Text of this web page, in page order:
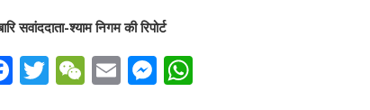
सवांददाता-श्याम निगम की रिपोर्ट
F
T
W
E
M